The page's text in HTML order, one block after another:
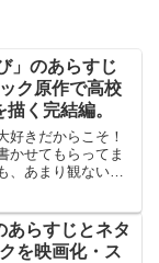
」のあらすじ
ク原作で高校
く完結編。
好きだからこそ！
かせてもらってま
あまり観ない方
の青春を描く完結
あらすじとネタ
を映画化・ス